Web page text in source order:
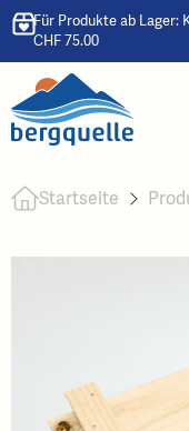
Für Produkte ab Lager:
CHF 75.00
Startseite